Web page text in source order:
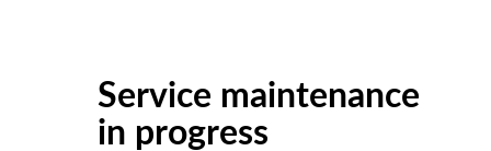
Service maintenance
in progress